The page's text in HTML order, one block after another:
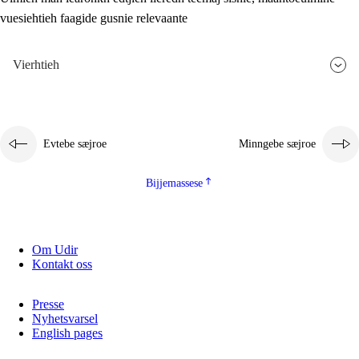
2.5.3 Monnehke evtiedimmie
vuesiehtieh faagide gusnie relevaante
Vierhtieh
Evtebe sæjroe Minngebe sæjroe
Bijjemassese
Om Udir
Kontakt oss
Presse
Nyhetsvarsel
English pages